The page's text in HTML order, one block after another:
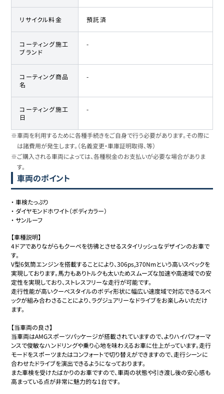
リサイクル料金 預託済
コーティング施工
ブランド
-
コーティング商品
名
-
コーティング施工
日
-
※車両を利用するために各種手続きをご自身で行う必要があります。その際に
は諸費用が発生します。（名義変更・車庫証明取得、等）
※ご購入される車両によっては、各種税金のお支払いが必要な場合がありま
す。
車両のポイント
・車検たっぷり
・ ダイヤモンドホワイト（ボディカラー）
・サンルーフ
【車種説明】
4ドアでありながらもクーペを彷彿とさせるスタイリッシュなデザインのお車で
す。
V型6気筒エンジンを搭載することにより、306ps,370Nmという高いスペックを
実現しております。馬力もありトルクも太いためスムーズな加速や高速域での安
定性を実現しており、ストレスフリーな走行が可能です。
走行性能が高いクーペスタイルのボディ形状に幅広い速度域で対応できるスペ
ックが組み合わさることにより、ラグジュアリーなドライブをお楽しみいただけ
ます。
【当車両の良さ】
当車両はAMGスポーツパッケージが搭載されていますので、よりハイパフォーマ
ンスで俊敏なハンドリングや乗り心地を味わえるお車に仕上がっています。走行
モードをスポーツまたはコンフォートで切り替えができますので、走行シーンに
合わせたドライブを演出できるようになっております。
また車検を受けたばかりのお車ですので、車両の状態や引き渡し後の安心感も
高まっている点が非常に魅力的な1台です。